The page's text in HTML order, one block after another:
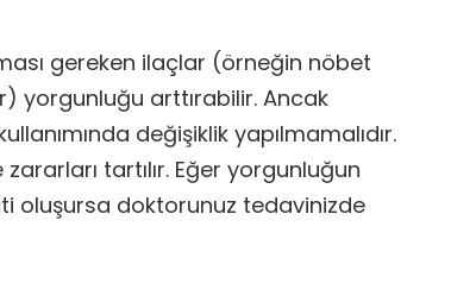
gereken ilaçlar (örneğin nöbet
yorgunluğu arttırabilir. Ancak
değişiklik yapılmamalıdır.
tartılır. Eğer yorgunluğun
oluşursa doktorunuz tedavinizde